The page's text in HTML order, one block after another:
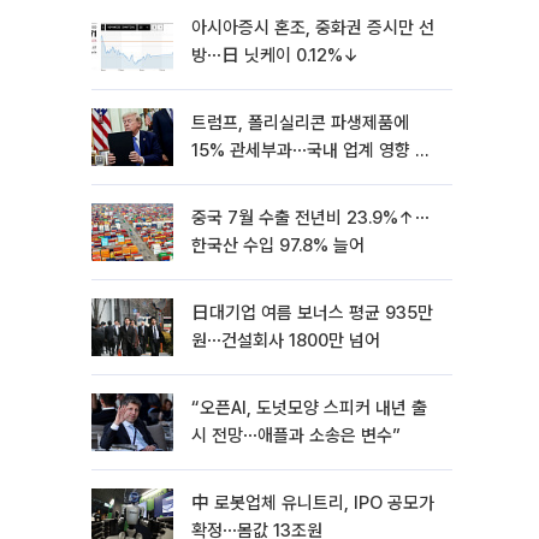
아시아증시 혼조, 중화권 증시만 선
방⋯日 닛케이 0.12%↓
트럼프, 폴리실리콘 파생제품에
15% 관세부과⋯국내 업계 영향 촉
중국 7월 수출 전년비 23.9%↑⋯
한국산 수입 97.8% 늘어
日대기업 여름 보너스 평균 935만
원⋯건설회사 1800만 넘어
“오픈AI, 도넛모양 스피커 내년 출
시 전망⋯애플과 소송은 변수”
中 로봇업체 유니트리, IPO 공모가
확정⋯몸값 13조원